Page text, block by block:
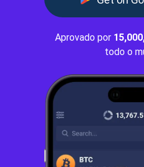
Aprovado por
todo o